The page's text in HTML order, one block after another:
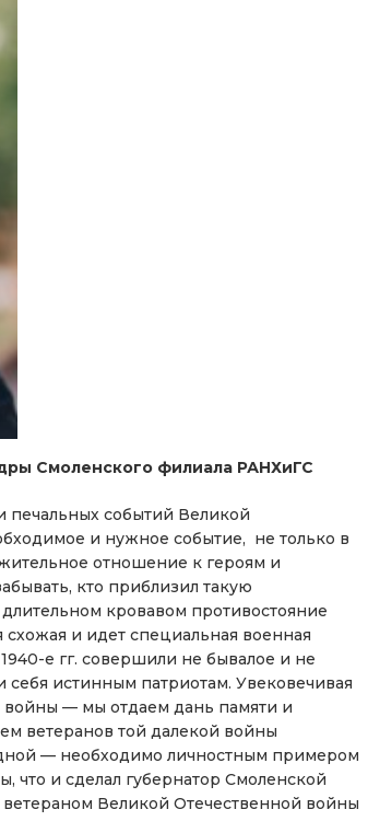
Смоленского филиала РАНХиГС
печальных событий Великой
и нужное событие, не только в
отношение к героям и
кто приблизил такую
кровавом противостояние
схожая и идет специальная военная
е гг. совершили не бывалое и не
истинным патриотам. Увековечивая
войны — мы отдаем дань памяти и
ветеранов той далекой войны
— необходимо личностным примером
что и сделал губернатор Смоленской
Великой Отечественной войны